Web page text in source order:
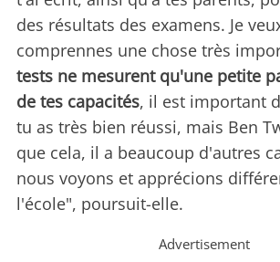
des résultats des examens. Je
comprennes une chose très
tests ne mesurent qu'une petite
de tes capacités, il est important
tu as très bien réussi, mais Ben
que cela, il a beaucoup d'autres
nous voyons et apprécions
l'école", poursuit-elle.
Advertisement